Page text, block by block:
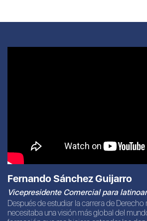
Fernando Sánchez Guijarro
Vicepresidente Comercial para
Después de estudiar la carrera de Derecho
necesitaba una visión más global del